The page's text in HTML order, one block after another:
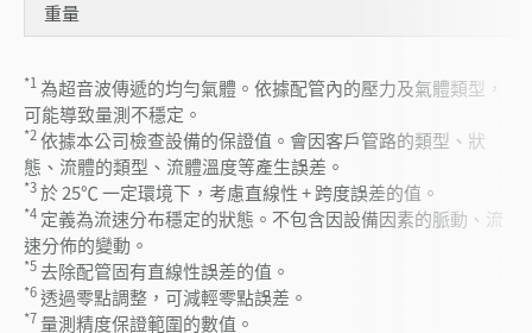
重量
*1 為超音波傳遞的均勻氣體。依據配管內的壓力及氣體類型，
可能導致量測不穩定。
*2依據本公司檢查設備的保證值。會因客戶管路的類型、狀
態、流體的類型、流體溫度等產生誤差。
*3於 25℃ 一定環境下，考慮直線性 + 跨度誤差的值。
*4 定義為流速分布穩定的狀態。不包含因設備因素的脈動、流
速分佈的變動。
*5去除配管固有直線性誤差的值。
*6透過零點調整，可減輕零點誤差。
*7 量測精度保證範圍的數值。